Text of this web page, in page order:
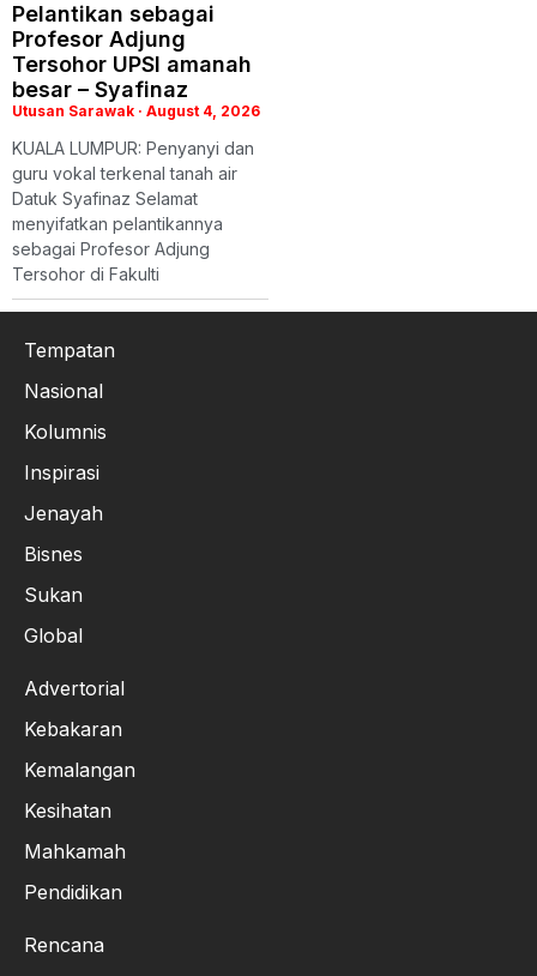
Pelantikan sebagai
Profesor Adjung
Tersohor UPSI amanah
besar – Syafinaz
Utusan Sarawak August 4, 2026
KUALA LUMPUR: Penyanyi dan
guru vokal terkenal tanah air
Datuk Syafinaz Selamat
menyifatkan pelantikannya
sebagai Profesor Adjung
Tersohor di Fakulti
Tempatan
Nasional
Kolumnis
Inspirasi
Jenayah
Bisnes
Sukan
Global
Advertorial
Kebakaran
Kemalangan
Kesihatan
Mahkamah
Pendidikan
Rencana